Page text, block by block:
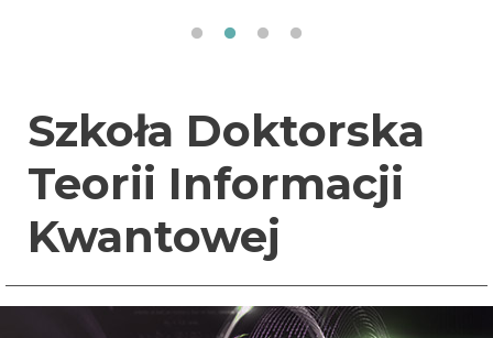
Szkoła Doktorska
Teorii Informacji
Kwantowej